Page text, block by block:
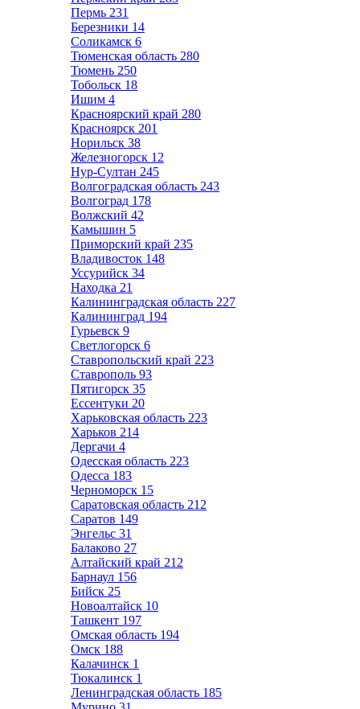
Пермь 231
Березники 14
Соликамск 6
Тюменская область 280
Тюмень 250
Тобольск 18
Ишим 4
Красноярский край 280
Красноярск 201
Норильск 38
Железногорск 12
Нур-Султан 245
Волгоградская область 243
Волгоград 178
Волжский 42
Камышин 5
Приморский край 235
Владивосток 148
Уссурийск 34
Находка 21
Калининградская область 227
Калининград 194
Гурьевск 9
Светлогорск 6
Ставропольский край 223
Ставрополь 93
Пятигорск 35
Ессентуки 20
Харьковская область 223
Харьков 214
Дергачи 4
Одесская область 223
Одесса 183
Черноморск 15
Саратовская область 212
Саратов 149
Энгельс 31
Балаково 27
Алтайский край 212
Барнаул 156
Бийск 25
Новоалтайск 10
Ташкент 197
Омская область 194
Омск 188
Калачинск 1
Тюкалинск 1
Ленинградская область 185